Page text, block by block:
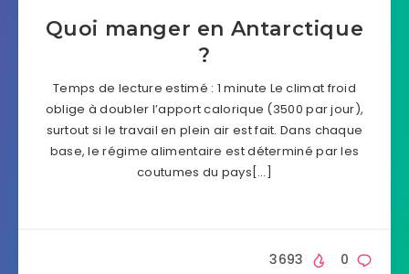
Quoi manger en Antarctique
?
Temps de lecture estimé : 1 minute Le climat froid
oblige à doubler l’apport calorique (3500 par jour),
surtout si le travail en plein air est fait. Dans chaque
base, le régime alimentaire est déterminé par les
coutumes du pays[…]
0
3693